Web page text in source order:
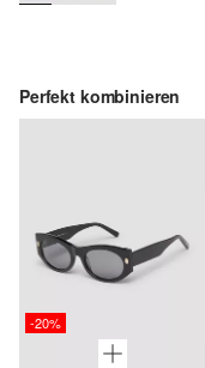
Perfekt kombinieren
-20%